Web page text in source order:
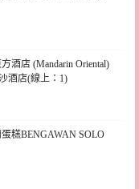
酒店 (Mandarin Oriental)
酒店(線上：1)
糕BENGAWAN SOLO